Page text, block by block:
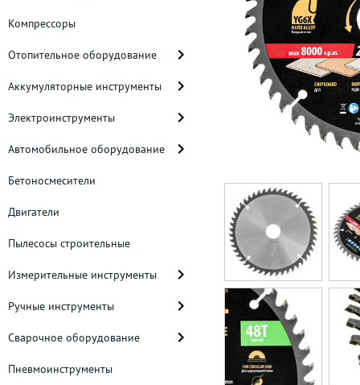
Компрессоры
Отопительное оборудование
Аккумуляторные инструменты
Электроинструменты
Автомобильное оборудование
Бетоносмесители
Двигатели
Пылесосы строительные
Измерительные инструменты
Ручные инструменты
Сварочное оборудование
Пневмоинструменты